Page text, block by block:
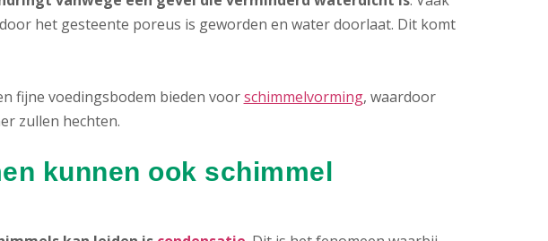
het gesteente poreus is geworden en water doorlaat. Dit komt
fijne voedingsbodem bieden voorschimmelvorming, waardoor
zullen hechten.
kunnen ook schimmel